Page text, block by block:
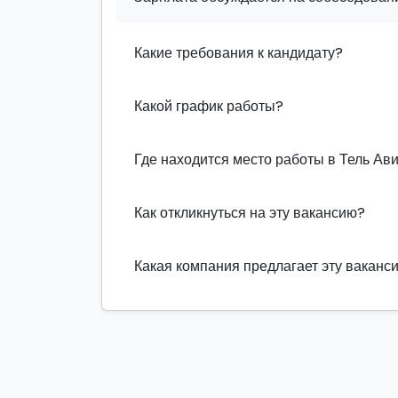
Какие требования к кандидату?
Какой график работы?
Где находится место работы в Тель
Как откликнуться на эту вакансию?
Какая компания предлагает эту